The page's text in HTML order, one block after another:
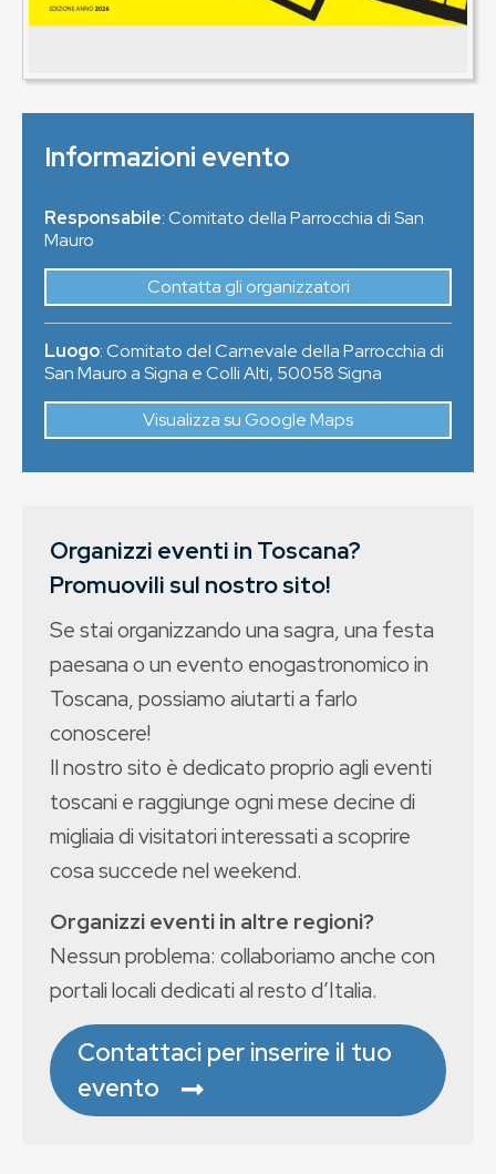
Informazioni evento
Responsabile: Comitato della Parrocchia di San
Mauro
Contatta gli organizzatori
Luogo:Comitato del Carnevale della Parrocchia di
San Mauro a Signa e Colli Alti, 50058Signa
Visualizza su Google Maps
Organizzi eventi in Toscana?
Promuovili sul nostro sito!
Se stai organizzando una sagra, una festa
paesana o un evento enogastronomico in
Toscana, possiamo aiutarti a farlo
conoscere!
Il nostro sito è dedicato proprio agli eventi
toscani e raggiunge ogni mese decine di
migliaia di visitatori interessati a scoprire
cosa succede nel weekend.
Organizzi eventi in altre regioni?
Nessun problema: collaboriamo anche con
portali locali dedicati al resto d’Italia.
Contattaci per inserire il tuo
evento